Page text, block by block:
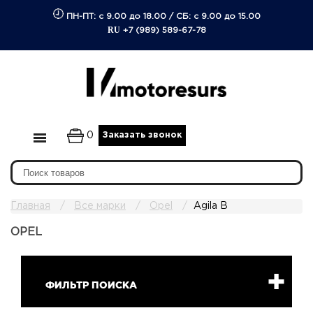
ПН-ПТ: с 9.00 до 18.00/ СБ: с 9.00 до 15.00
RU +7 (989) 589-67-78
0 Заказать звонок
Главная Все марки Opel Agila B
OPEL
ФИЛЬТР ПОИСКА